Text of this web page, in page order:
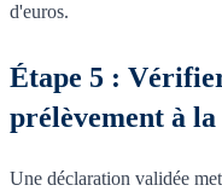
d'euros.
Étape 5 :
prélèvement à la
Une déclaration validée